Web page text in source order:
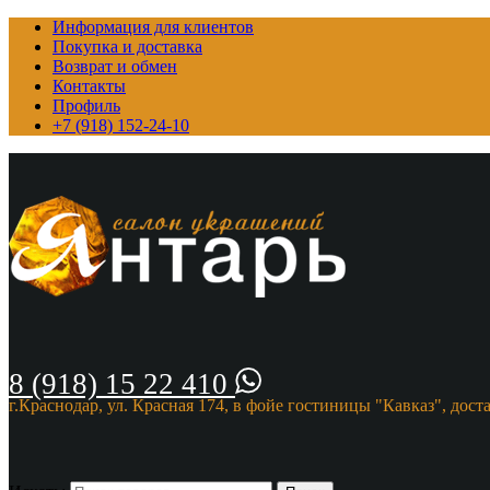
Информация для клиентов
Покупка и доставка
Возврат и обмен
Контакты
Профиль
+7 (918) 152-24-10
8 (918) 15 22 410
г.Краснодар, ул. Красная 174, в фойе гостиницы "Кавказ",